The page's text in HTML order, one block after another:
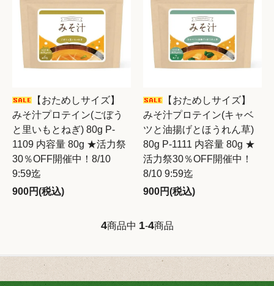
【おためしサイズ】
みそ汁プロテイン(ごぼう
と里いもとねぎ) 80g P-
1109 内容量 80g ★活力祭
30％OFF開催中！8/10
9:59迄
900円(税込)
【おためしサイズ】
みそ汁プロテイン(キャベ
ツと油揚げとほうれん草)
80g P-1111 内容量 80g ★
活力祭30％OFF開催中！
8/10 9:59迄
900円(税込)
4商品中 1-4商品